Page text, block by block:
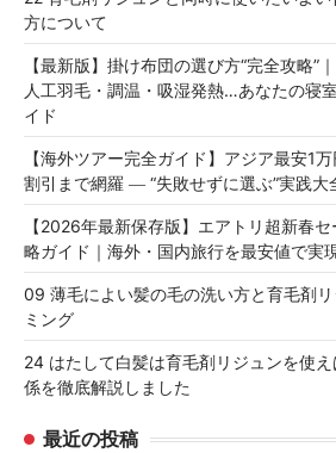
方について
【最新版】掛け布団の選び方“完全攻略”
人工羽毛・調温・吸湿発熱…あなたの寝
イド
【海外ツアー完全ガイド】アジア最安1
割引まで網羅 ― “失敗せずに選ぶ”実践大
【2026年最新保存版】エアトリ超新春
略ガイド｜海外・国内旅行を最安値で実
09 薄毛によい髪の毛の洗い方と育毛剤
ミング
24 はたして白髪は育毛剤リジュンを使
係を徹底解説しました
最近の投稿